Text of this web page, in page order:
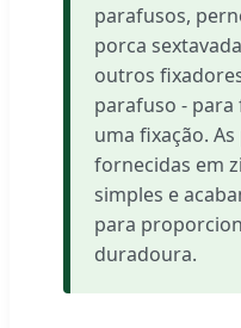
parafusos,
porca
outros
parafuso -
uma fixação.
fornecidas em
simples e
para
duradoura.